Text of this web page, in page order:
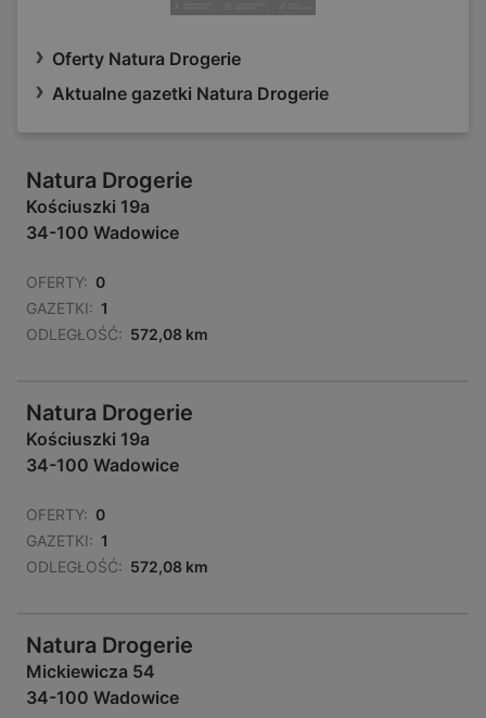
Oferty Natura Drogerie
Aktualne gazetki Natura Drogerie
Natura Drogerie
Kościuszki 19a
34-100 Wadowice
OFERTY: 0
GAZETKI: 1
ODLEGŁOŚĆ: 572,08 km
Natura Drogerie
Kościuszki 19a
34-100 Wadowice
OFERTY: 0
GAZETKI: 1
ODLEGŁOŚĆ: 572,08 km
Natura Drogerie
Mickiewicza 54
34-100 Wadowice